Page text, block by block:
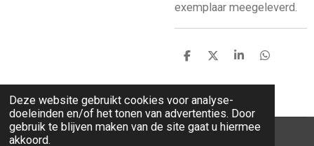
Deze website gebruikt cookies voor analyse-
doeleinden en/of het tonen van advertenties. Door
gebruik te blijven maken van de site gaat u hiermee
akkoord.
exemplaar meegeleverd.
D
l
e
n
D
e
l
S
a
D
l